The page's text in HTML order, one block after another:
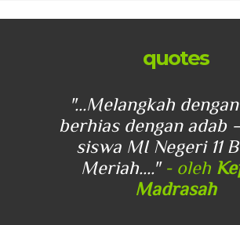
quotes
"...Melangkah
berhias dengan adab
siswa MI Negeri 11
Meriah...." - oleh
Madrasah